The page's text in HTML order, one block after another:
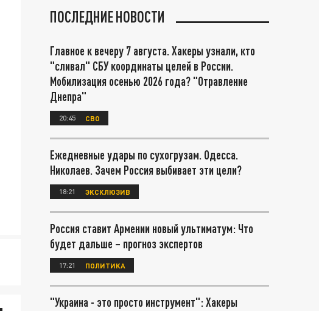
ПОСЛЕДНИЕ НОВОСТИ
Главное к вечеру 7 августа. Хакеры узнали, кто
"сливал" СБУ координаты целей в России.
Мобилизация осенью 2026 года? "Отравление
Днепра"
20:45 СВО
Ежедневные удары по сухогрузам. Одесса.
Николаев. Зачем Россия выбивает эти цели?
18:21 ЭКСКЛЮЗИВ
Россия ставит Армении новый ультиматум: Что
будет дальше – прогноз экспертов
17:21 ПОЛИТИКА
"Украина - это просто инструмент": Хакеры